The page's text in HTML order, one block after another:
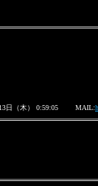
13日（木） 0:59:05 MAIL: